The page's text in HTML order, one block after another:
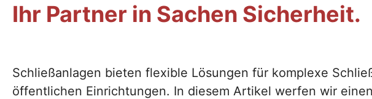
Ihr Partner in Sachen Sicherheit.
Schließanlagen bieten flexible Lösungen für komplexe
öffentlichen Einrichtungen. In diesem Artikel werfen wir